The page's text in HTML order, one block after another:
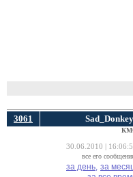
3061 Sad_Donkey
30.06.2010 |
все его
за день, за